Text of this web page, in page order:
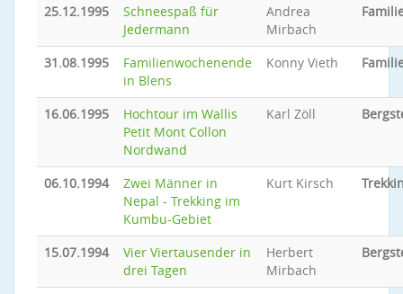
25.12.1995
Schneespaß für
Jedermann
Andrea
Mirbach
31.08.1995
Familienwochenende
in Blens
Konny Vieth
16.06.1995
Hochtour im Wallis
Petit Mont Collon
Nordwand
Karl Zöll
06.10.1994
Zwei Männer in
Nepal - Trekking im
Kumbu-Gebiet
Kurt Kirsch
15.07.1994
Vier Viertausender in
drei Tagen
Herbert
Mirbach